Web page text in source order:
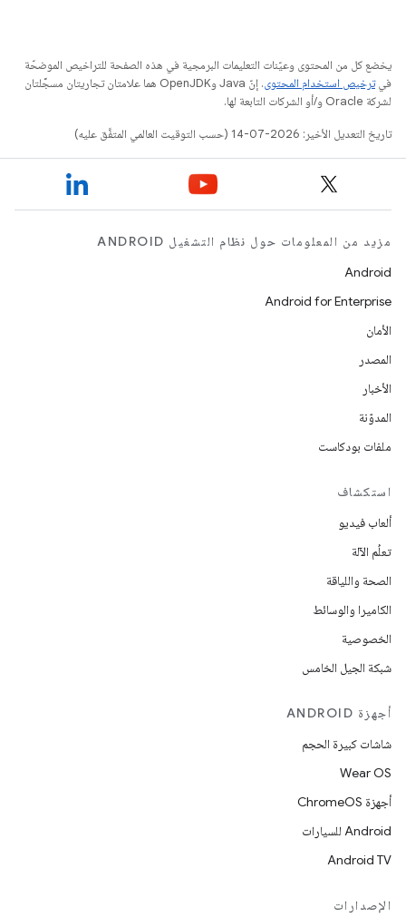
يخضع كل من المحتوى وعيّنات التعليمات البرمجية في هذه الصفحة للتراخيص الموضحّة
فيترخيص استخدام المحتوى
. إنّ Java وOpenJDK هما علامتان تجاريتان مسجَّلتان
لشركة Oracle و/أو الشركات التابعة لها.
تاريخ التعديل الأخير: 2026-07-14 (حسب التوقيت العالمي المتفَّق عليه)
مزيد من المعلومات حول نظام التشغيل ANDROID
Android
Android for Enterprise
الأمان
المصدر
الأخبار
المدوّنة
ملفات بودكاست
استكشاف
ألعاب فيديو
تعلُم الآلة
الصحة واللياقة
الكاميرا والوسائط
الخصوصية
شبكة الجيل الخامس
أجهزة ANDROID
شاشات كبيرة الحجم
Wear OS
أجهزة ChromeOS
Android للسيارات
Android TV
الإصدارات